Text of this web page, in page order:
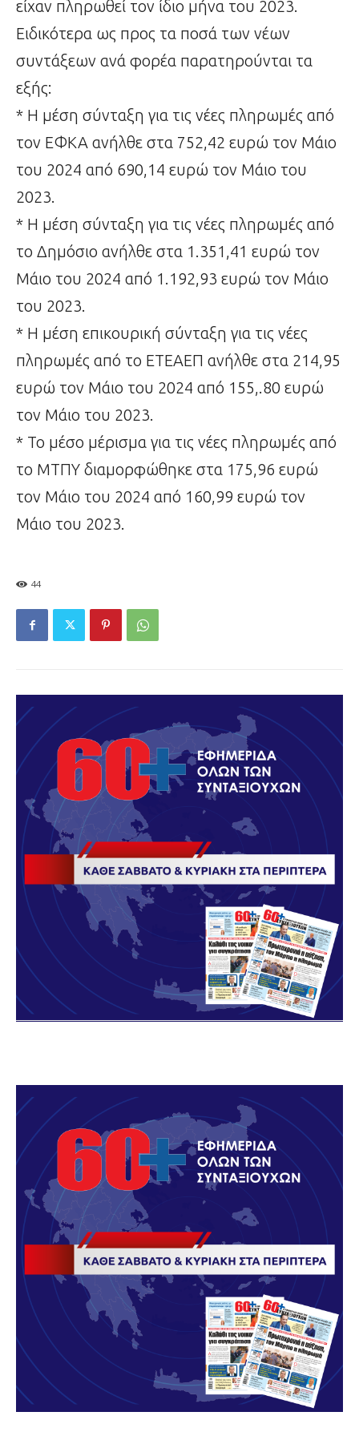
είχαν πληρωθεί τον ίδιο μήνα του 2023.
Ειδικότερα ως προς τα ποσά των νέων
συντάξεων ανά φορέα παρατηρούνται τα
εξής:
* Η μέση σύνταξη για τις νέες πληρωμές από
τον ΕΦΚΑ ανήλθε στα 752,42 ευρώ τον Μάιο
του 2024 από 690,14 ευρώ τον Μάιο του
2023.
* Η μέση σύνταξη για τις νέες πληρωμές από
το Δημόσιο ανήλθε στα 1.351,41 ευρώ τον
Μάιο του 2024 από 1.192,93 ευρώ τον Μάιο
του 2023.
* Η μέση επικουρική σύνταξη για τις νέες
πληρωμές από το ΕΤΕΑΕΠ ανήλθε στα 214,95
ευρώ τον Μάιο του 2024 από 155,.80 ευρώ
τον Μάιο του 2023.
* Το μέσο μέρισμα για τις νέες πληρωμές από
το ΜΤΠΥ διαμορφώθηκε στα 175,96 ευρώ
τον Μάιο του 2024 από 160,99 ευρώ τον
Μάιο του 2023.
44